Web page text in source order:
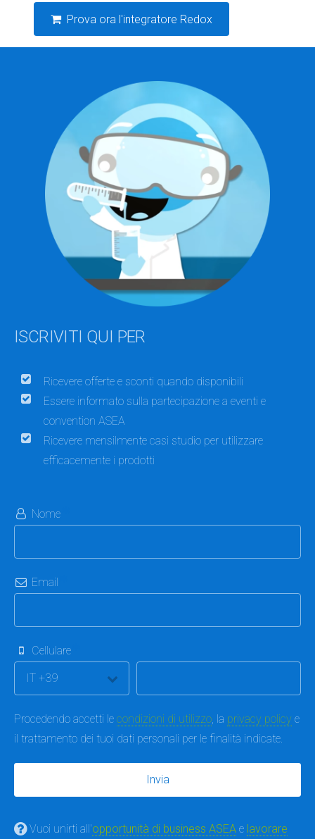
Prova ora l'integratore Redox
ISCRIVITI QUI PER
Ricevere offerte e sconti quando disponibili
Essere informato sulla partecipazione a eventi e
convention ASEA
Ricevere mensilmente casi studio per utilizzare
efficacemente i prodotti
Nome
Email
Cellulare
Procedendo accetti le condizioni di utilizzo, la privacy policy e
il trattamento dei tuoi dati personali per le finalità indicate.
Vuoi unirti all'opportunità di business ASEA e lavorare